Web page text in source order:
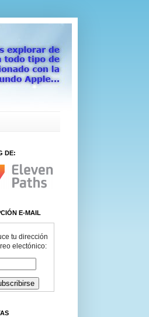
DE:
E-MAIL
tu dirección
electónico: